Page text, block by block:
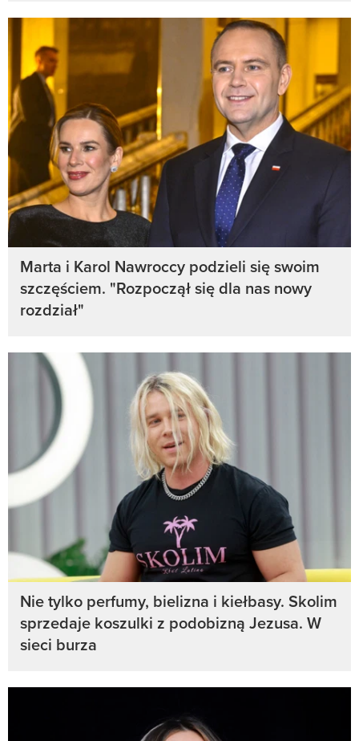
Marta i Karol Nawroccy podzieli się swoim
szczęściem. "Rozpoczął się dla nas nowy
rozdział"
Nie tylko perfumy, bielizna i kiełbasy. Skolim
sprzedaje koszulki z podobizną Jezusa. W
sieci burza